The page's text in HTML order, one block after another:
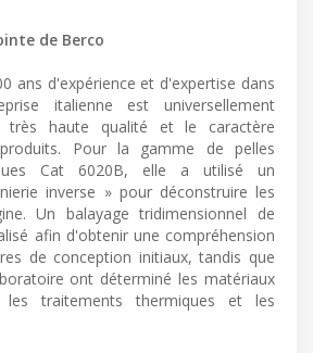
de Berco
ans d'expérience et d'expertise dans
italienne est universellement
très haute qualité et le caractère
Pour la gamme de pelles
Cat 6020B, elle a utilisé un
inverse » pour déconstruire les
Un balayage tridimensionnel de
afin d'obtenir une compréhension
de conception initiaux, tandis que
ont déterminé les matériaux
traitements thermiques et les